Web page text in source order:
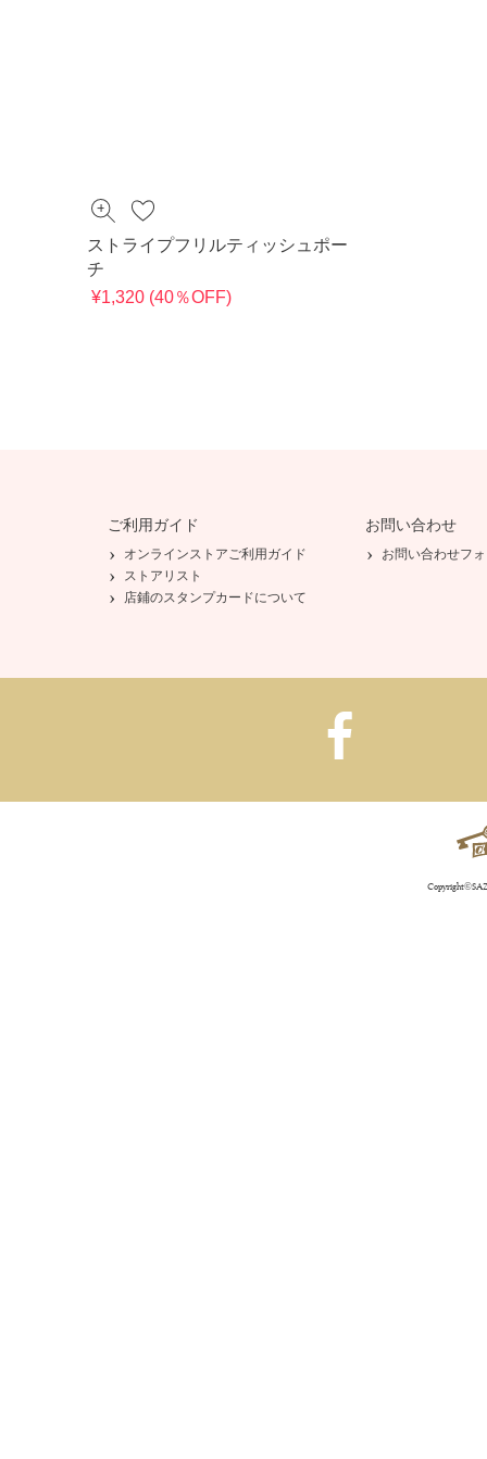
ストライプフリルティッシュポー
チ
¥1,320 (40％OFF)
ご利用ガイド
オンラインストアご利用ガイド
ストアリスト
店鋪のスタンプカードについて
お問い合わせ
お問い合わせフ